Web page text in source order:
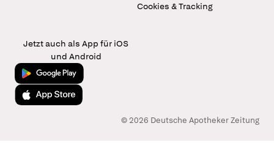
Cookies & Tracking
Jetzt auch als App für iOS
und Android
Jetzt bei Google Play
Laden im App Store
© 2026 Deutsche Apotheker Zeitung